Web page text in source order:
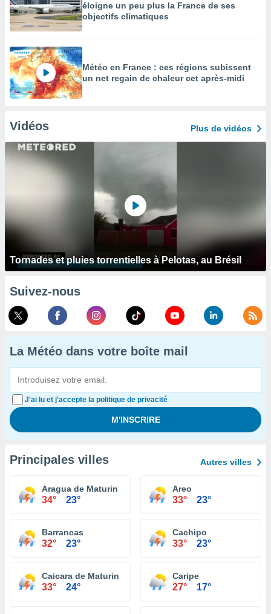
éloigne un peu plus la France de ses
objectifs climatiques
Météo en France : ces régions subissent
un net regain de chaleur cet après-midi
Vidéos Plus de vidéos
Tornades et pluies torrentielles à Pelotas, au Brésil
Suivez-nous
La Météo dans votre boîte mail
J'ai lu et j'accepte la politique de privacité
Principales villes Autres villes
Aragua de Maturin
34° 23°
Areo
33° 23°
Barrancas
32° 23°
Cachipo
33° 23°
Caicara de Maturin
33° 24°
Caripe
27° 17°